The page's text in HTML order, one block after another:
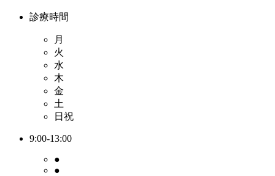
診療時間
月
火
水
木
金
土
日祝
9:00-13:00
●
●